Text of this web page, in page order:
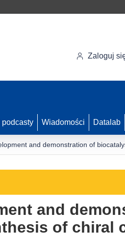
Zaloguj
podcasty Wiadomości Datalab
and demonstration of
and
of chiral